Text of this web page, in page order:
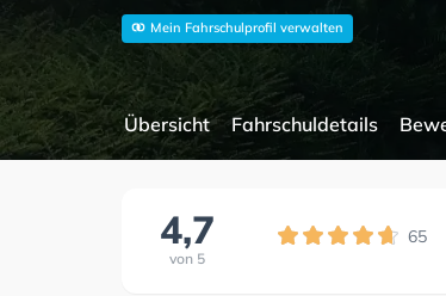
Mein Fahrschulprofil verwalten
Übersicht Fahrschuldetails
4,7
von 5
65